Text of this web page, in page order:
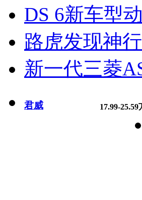
DS 6新车型
路虎发现神
新一代三菱
君威 17.99-25.59